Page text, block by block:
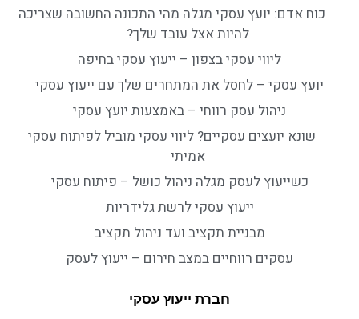
כוח אדם: יועץ עסקי מגלה מהי התכונה החשובה שצריכה
להיות אצל עובד שלך?
ליווי עסקי בצפון – ייעוץ עסקי בחיפה
יועץ עסקי – לחסל את המתחרים שלך עם ייעוץ עסקי
ניהול עסק רווחי – באמצעות יועץ עסקי
שונא יועצים עסקיים? ליווי עסקי מוביל לפיתוח עסקי
אמיתי
כשייעוץ לעסק מגלה ניהול כושל – פיתוח עסקי
ייעוץ עסקי לרשת גלידריות
מבניית תקציב ועד ניהול תקציב
עסקים רווחיים במצב חירום – ייעוץ לעסק
חברת ייעוץ עסקי